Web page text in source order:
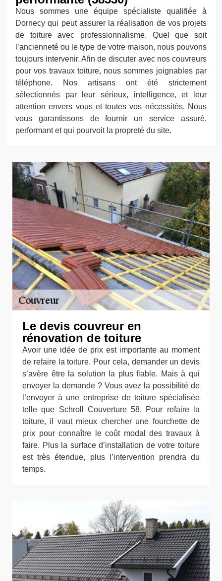
Nous sommes une équipe spécialiste qualifiée à
Dornecy qui peut assurer la réalisation de vos projets
de toiture avec professionnalisme. Quel que soit
l’ancienneté ou le type de votre maison, nous pouvons
toujours intervenir. Afin de discuter avec nos couvreurs
pour vos travaux toiture, nous sommes joignables par
téléphone. Nos artisans ont été strictement
sélectionnés par leur sérieux, intelligence, et leur
attention envers vous et toutes vos nécessités. Nous
vous garantissons de fournir un service assuré,
performant et qui pourvoit la propreté du site.
Le devis couvreur en
rénovation de toiture
Avoir une idée de prix est importante au moment
de refaire la toiture. Pour cela, demander un devis
s’avère être la solution la plus fiable. Mais à qui
envoyer la demande ? Vous avez la possibilité de
l’envoyer à une entreprise de toiture spécialisée
telle que Schroll Couverture 58. Pour refaire la
toiture, il vaut mieux chercher une fourchette de
prix pour connaître le coût modal des travaux à
faire. Plus la surface d’installation de votre toiture
est très étendue, plus l’intervention prendra du
temps.